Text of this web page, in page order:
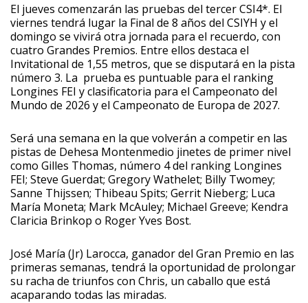
El jueves comenzarán las pruebas del tercer CSI4*. El
viernes tendrá lugar la Final de 8 años del CSIYH y el
domingo se vivirá otra jornada para el recuerdo, con
cuatro Grandes Premios. Entre ellos destaca el
Invitational de 1,55 metros, que se disputará en la pista
número 3. La prueba es puntuable para el ranking
Longines FEI y clasificatoria para el Campeonato del
Mundo de 2026 y el Campeonato de Europa de 2027.
Será una semana en la que volverán a competir en las
pistas de Dehesa Montenmedio jinetes de primer nivel
como Gilles Thomas, número 4 del ranking Longines
FEI; Steve Guerdat; Gregory Wathelet; Billy Twomey;
Sanne Thijssen; Thibeau Spits; Gerrit Nieberg; Luca
María Moneta; Mark McAuley; Michael Greeve; Kendra
Claricia Brinkop o Roger Yves Bost.
José María (Jr) Larocca, ganador del Gran Premio en las
primeras semanas, tendrá la oportunidad de prolongar
su racha de triunfos con Chris, un caballo que está
acaparando todas las miradas.